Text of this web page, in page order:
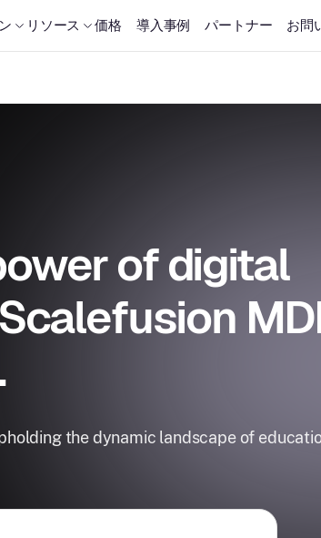
リソース 価格 導入事例 パートナー お問
of digital
the dynamic landscape of